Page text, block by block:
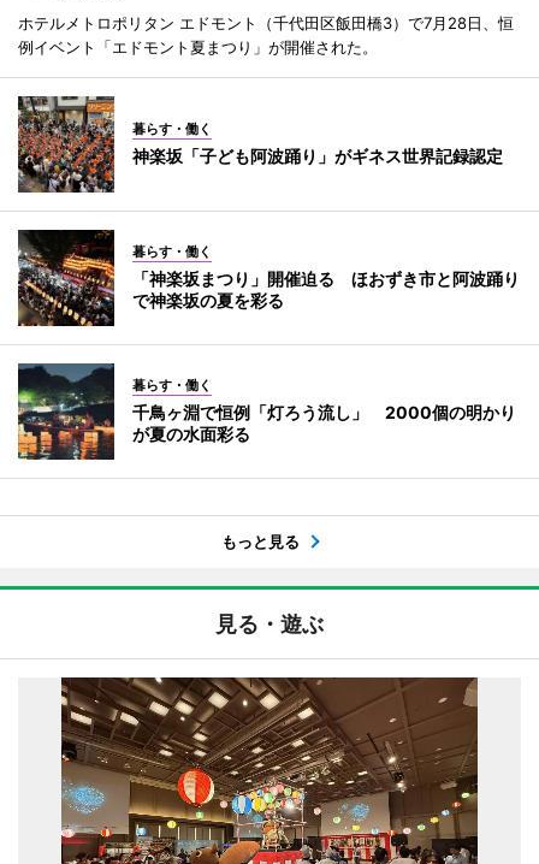
ホテルメトロポリタン エドモント（千代田区飯田橋3）で7月28日、恒
例イベント「エドモント夏まつり」が開催された。
暮らす・働く
神楽坂「子ども阿波踊り」がギネス世界記録認定
暮らす・働く
「神楽坂まつり」開催迫る ほおずき市と阿波踊り
で神楽坂の夏を彩る
暮らす・働く
千鳥ヶ淵で恒例「灯ろう流し」 2000個の明かり
が夏の水面彩る
もっと見る
見る・遊ぶ